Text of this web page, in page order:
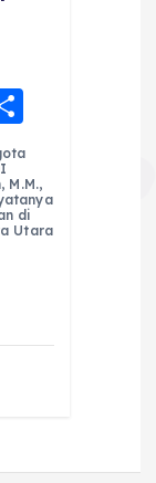
h
a
re
M.M.,
di
Utara